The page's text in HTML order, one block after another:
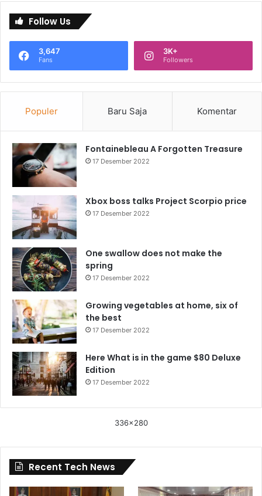
Follow Us
3,647
Fans
3K+
Followers
Populer Baru Saja Komentar
Fontainebleau A Forgotten Treasure
17 Desember 2022
Xbox boss talks Project Scorpio price
17 Desember 2022
One swallow does not make the
spring
17 Desember 2022
Growing vegetables at home, six of
the best
17 Desember 2022
Here What is in the game $80 Deluxe
Edition
17 Desember 2022
336x280
Recent Tech News